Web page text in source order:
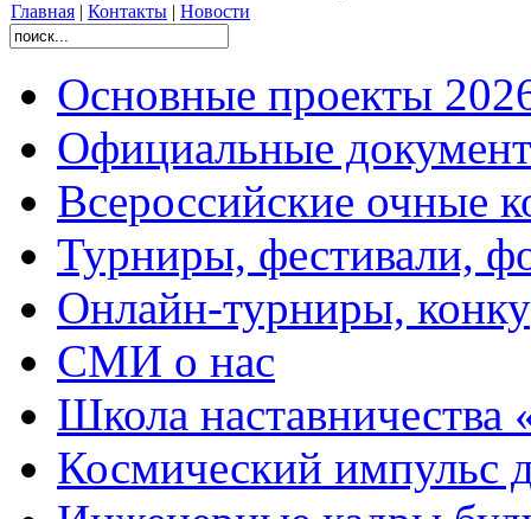
Главная | Контакты | Новости
Основные проекты
Официальные
Всероссийские очные
Турниры, фестивали,
Онлайн-турниры,
СМИ о нас
Школа
Космический импульс